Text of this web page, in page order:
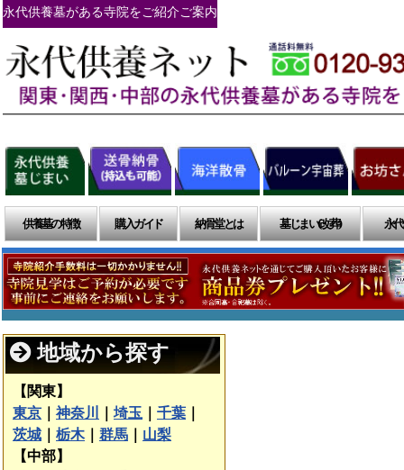
永代供養墓がある寺院をご紹介ご案内
供養墓の特徴 購入ガイド 納骨堂とは 墓じまい(改葬) 永
地域から探す
【関東】
東京
神奈川 埼玉 千葉
茨城
栃木｜ 群馬
山梨
【中部】